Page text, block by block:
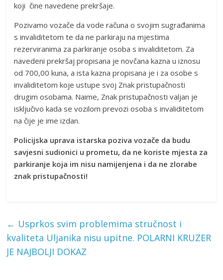
koji čine navedene prekršaje.
Pozivamo vozače da vode računa o svojim sugrađanima
s invaliditetom te da ne parkiraju na mjestima
rezerviranima za parkiranje osoba s invaliditetom. Za
navedeni prekršaj propisana je novčana kazna u iznosu
od 700,00 kuna, a ista kazna propisana je i za osobe s
invaliditetom koje ustupe svoj Znak pristupačnosti
drugim osobama. Naime, Znak pristupačnosti valjan je
isključivo kada se vozilom prevozi osoba s invaliditetom
na čije je ime izdan.
Policijska uprava istarska poziva vozače da budu
savjesni sudionici u prometu, da ne koriste mjesta za
parkiranje koja im nisu namijenjena i da ne zlorabe
znak pristupačnosti!
← Usprkos svim problemima stručnost i
kvaliteta Uljanika nisu upitne. POLARNI KRUZER
JE NAJBOLJI DOKAZ